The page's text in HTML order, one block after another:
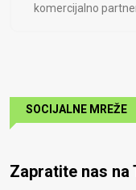
komercijalno
SOCIJALNE MREŽE
Zapratite nas na